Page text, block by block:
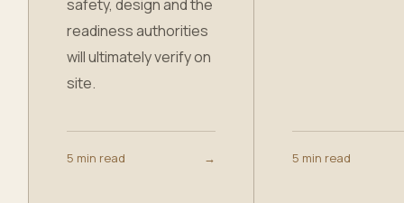
safety, design and the
readiness authorities
will ultimately verify on
site.
5 min read → 5 min read